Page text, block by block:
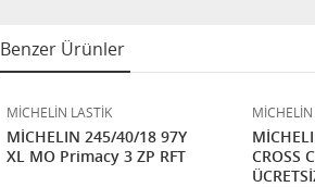
Benzer Ürünler
MİCHELİN LASTİK
MİCHELIN 245/40/18 97Y
XL MO Primacy 3 ZP RFT
CROSS